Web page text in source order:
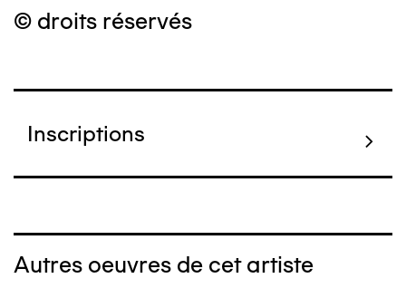
© droits réservés
Inscriptions
Autres oeuvres de cet artiste